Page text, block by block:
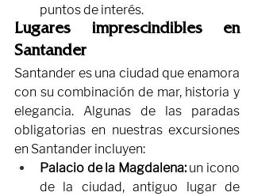
puntos de interés.
Lugares imprescindibles en
Santander
Santander es una ciudad que enamora
con su combinación de mar, historia y
elegancia. Algunas de las paradas
obligatorias en nuestras excursiones
en Santander incluyen:
Palacio de la Magdalena: un icono
de la ciudad, antiguo lugar de